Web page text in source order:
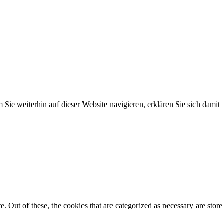
weiterhin auf dieser Website navigieren, erklären Sie sich damit
of these, the cookies that are categorized as necessary are